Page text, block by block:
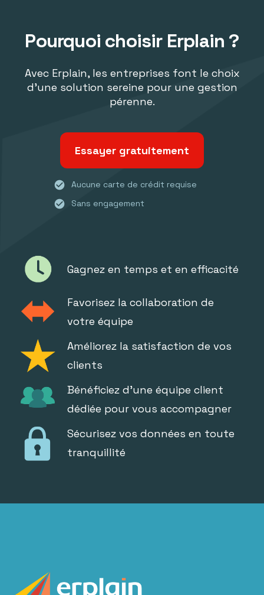
Pourquoi choisir Erplain ?
Avec Erplain, les entreprises font le choix
d'une solution sereine pour une gestion
pérenne.
Essayer gratuitement
check_circle Aucune carte de crédit requise
check_circle Sans engagement
Gagnez en temps et en efficacité
Favorisez la collaboration de
votre équipe
Améliorez la satisfaction de vos
clients
Bénéficiez d'une équipe client
dédiée pour vous accompagner
Sécurisez vos données en toute
tranquillité